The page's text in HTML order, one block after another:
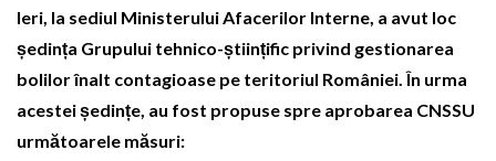
Ieri, la sediul Ministerului Afacerilor Interne, a avut loc
ședința Grupului tehnico-științific privind gestionarea
bolilor înalt contagioase pe teritoriul României. În urma
acestei ședințe, au fost propuse spre aprobarea CNSSU
următoarele măsuri: